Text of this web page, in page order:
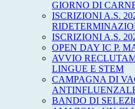
GIORNO DI
ISCRIZIONI A.S.
ISCRIZIONI A.S.
OPEN DAY IC P.
AVVIO
LINGUE E STEM
CAMPAGNA DI
BANDO DI